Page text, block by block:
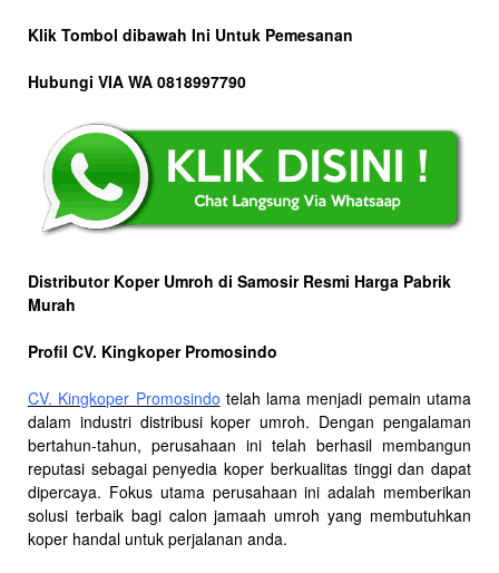
Klik Tombol dibawah Ini Untuk Pemesanan
Hubungi VIA WA 0818997790
Distributor Koper Umroh di Samosir Resmi Harga Pabrik
Murah
Profil CV. Kingkoper Promosindo
CV. Kingkoper Promosindo telah lama menjadi pemain utama
dalam industri distribusi koper umroh. Dengan pengalaman
bertahun-tahun, perusahaan ini telah berhasil membangun
reputasi sebagai penyedia koper berkualitas tinggi dan dapat
dipercaya. Fokus utama perusahaan ini adalah memberikan
solusi terbaik bagi calon jamaah umroh yang membutuhkan
koper handal untuk perjalanan anda.